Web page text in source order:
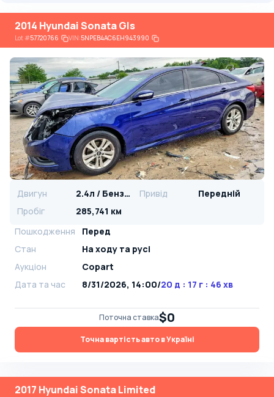
2014 Hyundai Sonata Gls
Lot#57720766 VIN:5NPEB4AC6EH943990
Двигун 2.4л / Бензин Привід
Передній
Пробіг
285,741 км
Пошкодження
Перед
Стан
На ​​ходу та русі
Аукціон
Copart
Дата та час
8/31/2026, 14:00/20 д : 17 г : 46 хв
Поточна ставка$0
Точна вартість авто в Україні
2017 Hyundai Sonata Limited